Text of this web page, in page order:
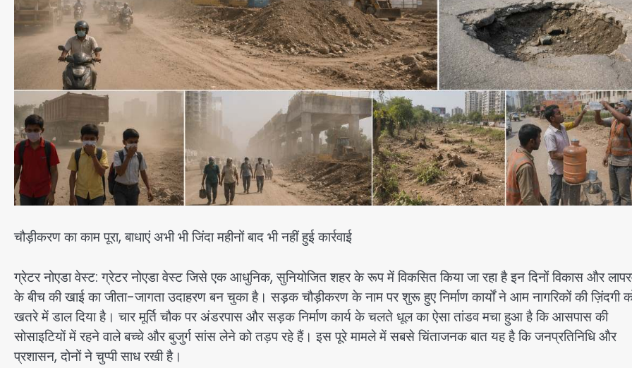
चौड़ीकरण का काम पूरा, बाधाएं अभी भी जिंदा महीनों बाद भी नहीं हुई कार्रवाई
ग्रेटर नोएडा वेस्ट: ग्रेटर नोएडा वेस्ट जिसे एक आधुनिक, सुनियोजित शहर के रूप में विकसित किया जा रहा है इन दिनों विकास और
के बीच की खाई का जीता-जागता उदाहरण बन चुका है। सड़क चौड़ीकरण के नाम पर शुरू हुए निर्माण कार्यों ने आम नागरिकों की ज़िंदगी
खतरे में डाल दिया है। चार मूर्ति चौक पर अंडरपास और सड़क निर्माण कार्य के चलते धूल का ऐसा तांडव मचा हुआ है कि आसपास की
सोसाइटियों में रहने वाले बच्चे और बुजुर्ग सांस लेने को तड़प रहे हैं। इस पूरे मामले में सबसे चिंताजनक बात यह है कि जनप्रतिनिधि और
प्रशासन, दोनों ने चुप्पी साध रखी है।